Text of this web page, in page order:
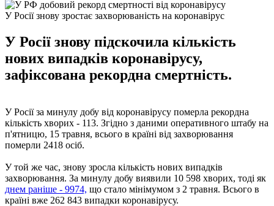
У Росії знову зростає захворюваність на коронавірус
У Росії знову підскочила кількість
нових випадків коронавірусу,
зафіксована рекордна смертність.
У Росії за минулу добу від коронавірусу померла рекордна
кількість хворих - 113. Згідно з даними оперативного штабу на
п'ятницю, 15 травня, всього в країні від захворювання
померли 2418 осіб.
У той же час, знову зросла кількість нових випадків
захворювання. За минулу добу виявили 10 598 хворих, тоді як
днем ​​раніше - 9974, що стало мінімумом з 2 травня. Всього в
країні вже 262 843 випадки коронавірусу.